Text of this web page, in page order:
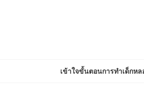
เข้าใจขั้นตอนการทำเด็กหล